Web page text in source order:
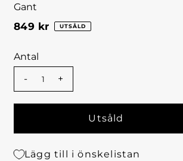
Gant
849 kr UTSÅLD
Antal
-
+
Lägg till i önskelistan